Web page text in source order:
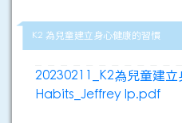
K2 為兒童建立身心健康的習慣
20230211_K2為兒童建
Habits_Jeffrey Ip.pdf